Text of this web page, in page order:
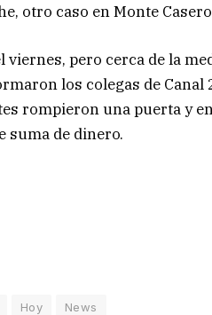
otro caso en Monte
viernes, pero cerca de la
los colegas de Canal
rompieron una puerta y
suma de dinero.
Hoy News